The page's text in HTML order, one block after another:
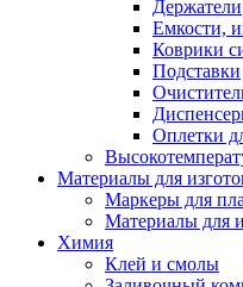
Держатели
Емкости,
Коврики
Подставки
Оплетки
Материалы для
Маркеры для
Материалы для
Химия
Клей и смолы